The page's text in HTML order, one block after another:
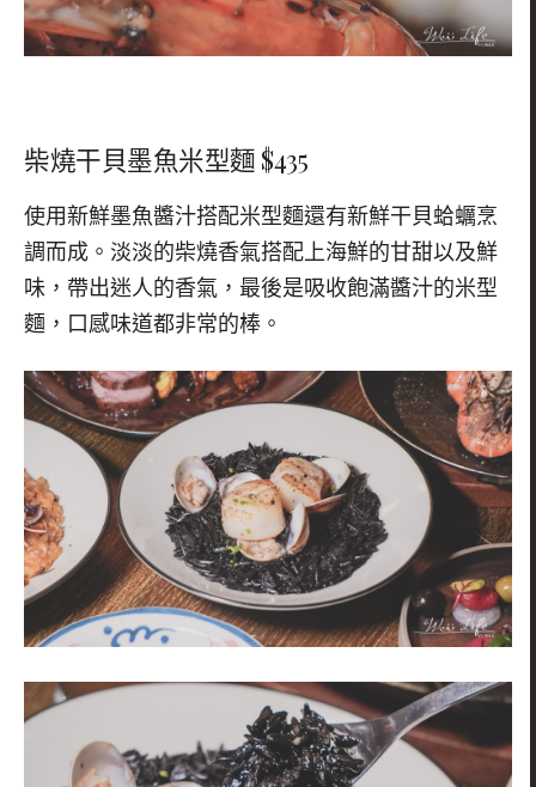
柴燒干貝墨魚米型麵 $435
使用新鮮墨魚醬汁搭配米型麵還有新鮮干貝蛤蠣烹
調而成。淡淡的柴燒香氣搭配上海鮮的甘甜以及鮮
味，帶出迷人的香氣，最後是吸收飽滿醬汁的米型
麵，口感味道都非常的棒。